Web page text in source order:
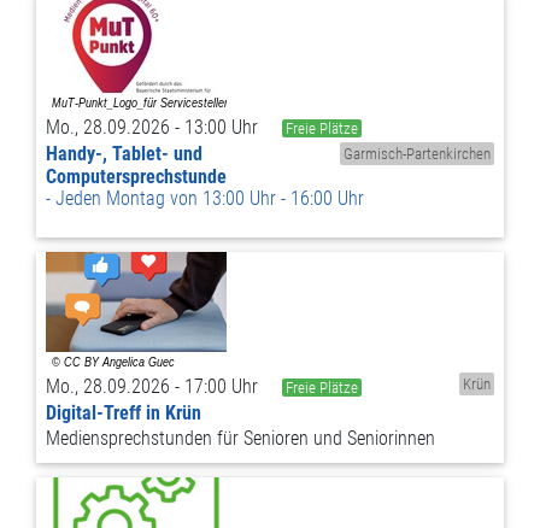
Mo., 28.09.2026 - 13:00 Uhr
Freie Plätze
Garmisch-Partenkirchen
Handy-, Tablet- und
Computersprechstunde
Jeden Montag von 13:00 Uhr - 16:00 Uhr
Mo., 28.09.2026 - 17:00 Uhr Freie Plätze Krün
Digital-Treff in Krün
Mediensprechstunden für Senioren und Seniorinnen